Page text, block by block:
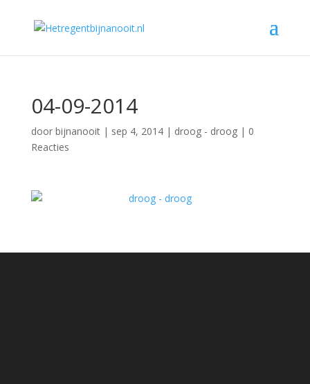
04-09-2014
door bijnanooit| sep 4, 2014| droog - droog| 0
Reacties